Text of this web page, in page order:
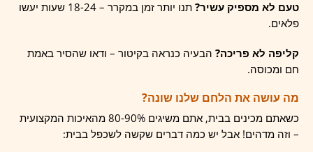
טעם לא מספיק עשיר?
תנו יותר זמן במקרר – 18-24 שעות יעשו
פלאים.
קליפה לא פריכה? הבעיה כנראה בקיטור – ודאו שהסיר באמת
חם ומכוסה.
מה עושה את הלחם שלנו שונה?
כשאתם מכינים בבית, אתם משיגים 80-90% מהאיכות המקצועית
– וזה מדהים! אבל יש כמה דברים שקשה לשכפל בבית: